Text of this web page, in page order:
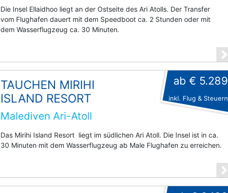
Die Insel Ellaidhoo liegt an der Ostseite des Ari Atolls. Der Transfer
vom Flughafen dauert mit dem Speedboot ca. 2 Stunden oder mit
dem Wasserflugzeug ca. 30 Minuten.
TAUCHEN MIRIHI
ISLAND RESORT
Malediven Ari-Atoll
Das Mirihi Island Resort liegt im südlichen Ari Atoll. Die Insel ist in ca.
30 Minuten mit dem Wasserflugzeug ab Male Flughafen zu erreichen.
ab € 5.289
inkl. Flug & Steuern